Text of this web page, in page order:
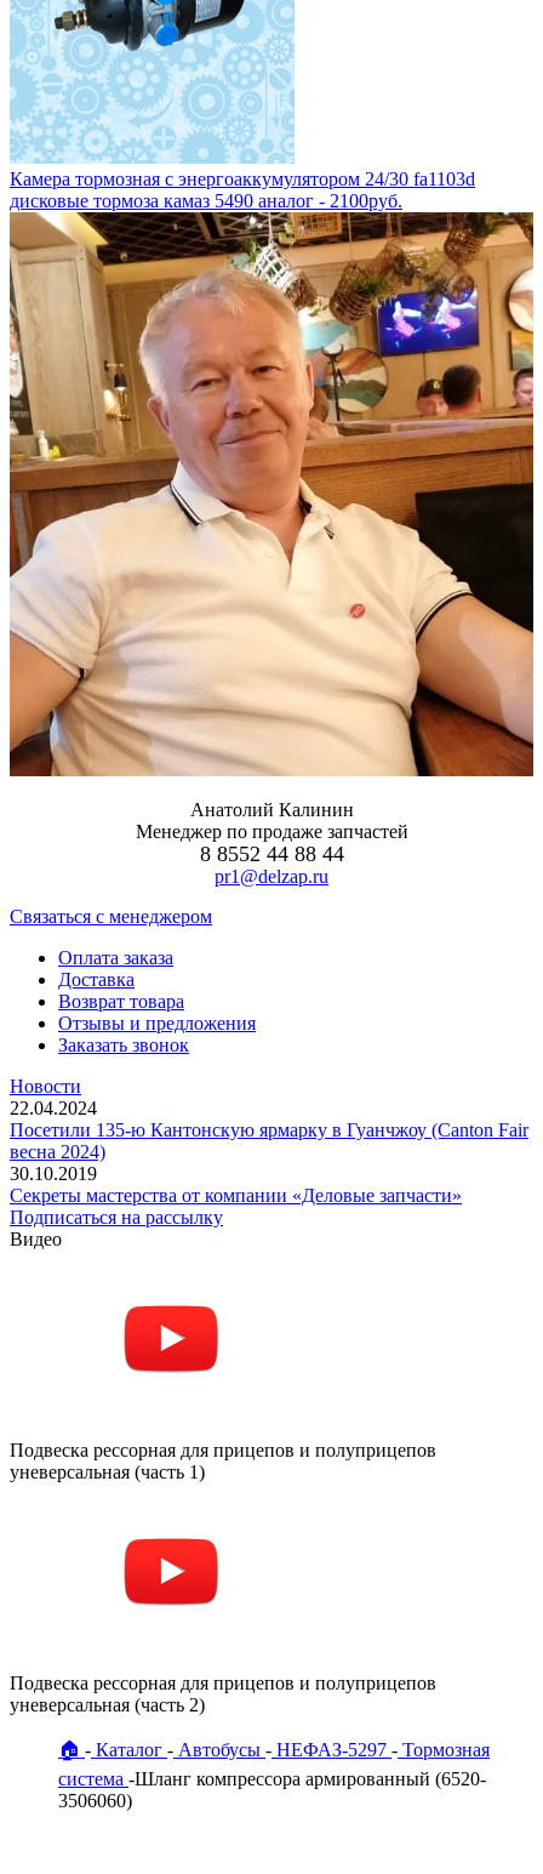
Камера тормозная с энергоаккумулятором 24/30 fa1103d
дисковые тормоза камаз 5490 аналог - 2100руб.
Анатолий Калинин
Менеджер по продаже запчастей
8 8552 44 88 44
pr1@delzap.ru
Cвязаться с менеджером
Оплата заказа
Доставка
Возврат товара
Отзывы и предложения
Заказать звонок
Новости
22.04.2024
Посетили 135-ю Кантонскую ярмарку в Гуанчжоу (Canton Fair
весна 2024)
30.10.2019
Секреты мастерства от компании «Деловые запчасти»
Подписаться на рассылку
Видео
Подвеска рессорная для прицепов и полуприцепов
уневерсальная (часть 1)
Подвеска рессорная для прицепов и полуприцепов
уневерсальная (часть 2)
🏠 Каталог Автобусы НЕФАЗ-5297
Тормозная
система Шланг компрессора армированный (6520-
3506060)